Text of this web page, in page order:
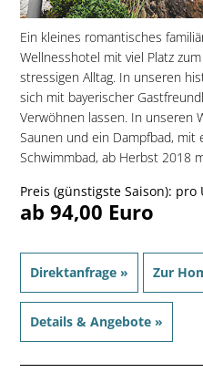
Ein kleines romantisches
Wellnesshotel mit viel Platz
stressigen Alltag. In unseren
sich mit bayerischer
Verwöhnen lassen. In unseren
Saunen und ein Dampfbad, mit
Schwimmbad, ab Herbst 2018
Preis (günstigste Saison): pro
ab 94,00 Euro
Direktanfrage » Zur
Details & Angebote »